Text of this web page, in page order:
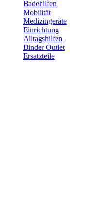
Badehilfen
Mobilität
Medizingeräte
Einrichtung
Alltags­hilfen
Binder Outlet
Ersatzteile